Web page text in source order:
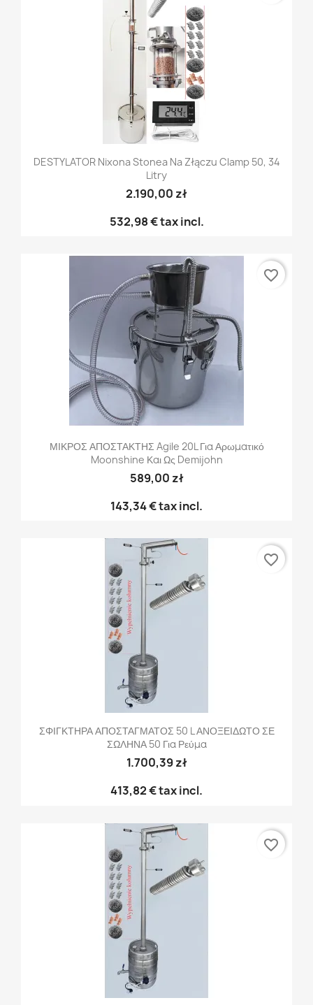
DESTYLATOR Nixona Stonea Na Złączu Clamp 50, 34
Litry
2.190,00 zł
532,98 €tax incl.
ΜΙΚΡΟΣ ΑΠΟΣΤΑΚΤΗΣ Agile 20L Για Αρωματικό
Moonshine Και Ως Demijohn
589,00 zł
143,34 €tax incl.
favorite_border
ΣΦΙΓΚΤΗΡΑ ΑΠΟΣΤΑΓΜΑΤΟΣ 50 L ΑΝΟΞΕΙΔΩΤΟ ΣΕ
ΣΩΛΗΝΑ 50 Για Ρεύμα
1.700,39 zł
413,82 €tax incl.
favorite_border
favorite_border